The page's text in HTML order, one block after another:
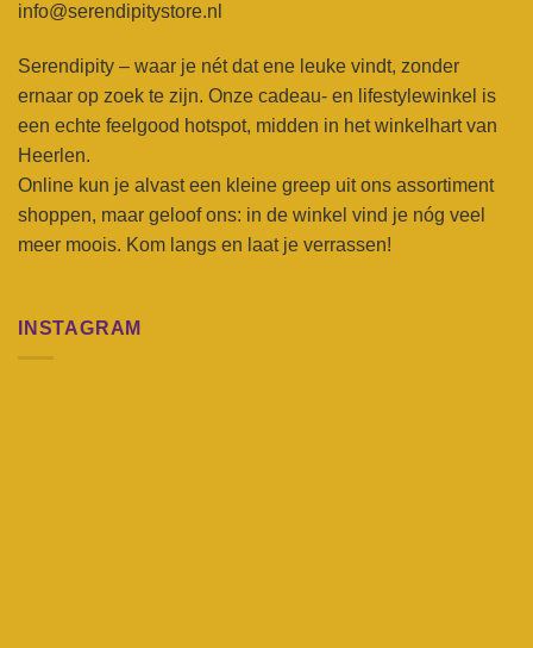
info@serendipitystore.nl
Serendipity – waar je nét dat ene leuke vindt, zonder
ernaar op zoek te zijn. Onze cadeau- en lifestylewinkel is
een echte feelgood hotspot, midden in het winkelhart van
Heerlen.
Online kun je alvast een kleine greep uit ons assortiment
shoppen, maar geloof ons: in de winkel vind je nóg veel
meer moois. Kom langs en laat je verrassen!
INSTAGRAM